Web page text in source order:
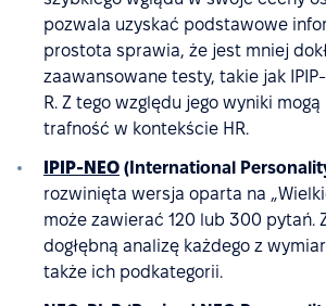
pozwala uzyskać podstawowe
prostota sprawia, że jest mniej
zaawansowane testy, takie jak
R. Z tego względu jego wyniki
trafność w kontekście HR.
IPIP-NEO (International
rozwinięta wersja oparta na
może zawierać 120 lub 300 pytań.
dogłębną analizę każdego z
także ich podkategorii.